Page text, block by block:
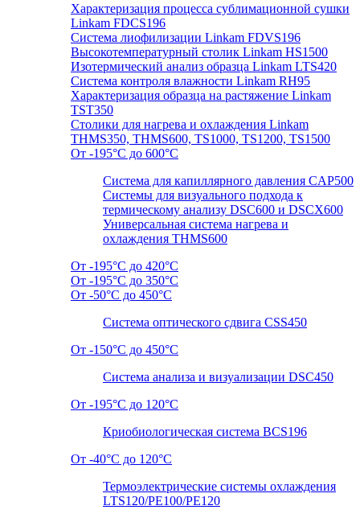
Характеризация процесса сублимационной сушки
Linkam FDCS196
Система лиофилизации Linkam FDVS196
Высокотемпературный столик Linkam HS1500
Изотермический анализ образца Linkam LTS420
Система контроля влажности Linkam RH95
Характеризация образца на растяжение Linkam
TST350
Столики для нагрева и охлаждения Linkam
THMS350, THMS600, TS1000, TS1200, TS1500
От -195°C до 600°C
Система для капиллярного давления CAP500
Системы для визуального подхода к
термическому анализу DSC600 и DSCX600
Универсальная система нагрева и
охлаждения THMS600
От -195°C до 420°C
От -195°C до 350°C
От -50°C до 450°C
Система оптического сдвига CSS450
От -150°C до 450°C
Система анализа и визуализации DSC450
От -195°C до 120°C
Криобиологическая система BCS196
От -40°C до 120°C
Термоэлектрические системы охлаждения
LTS120/PE100/PE120